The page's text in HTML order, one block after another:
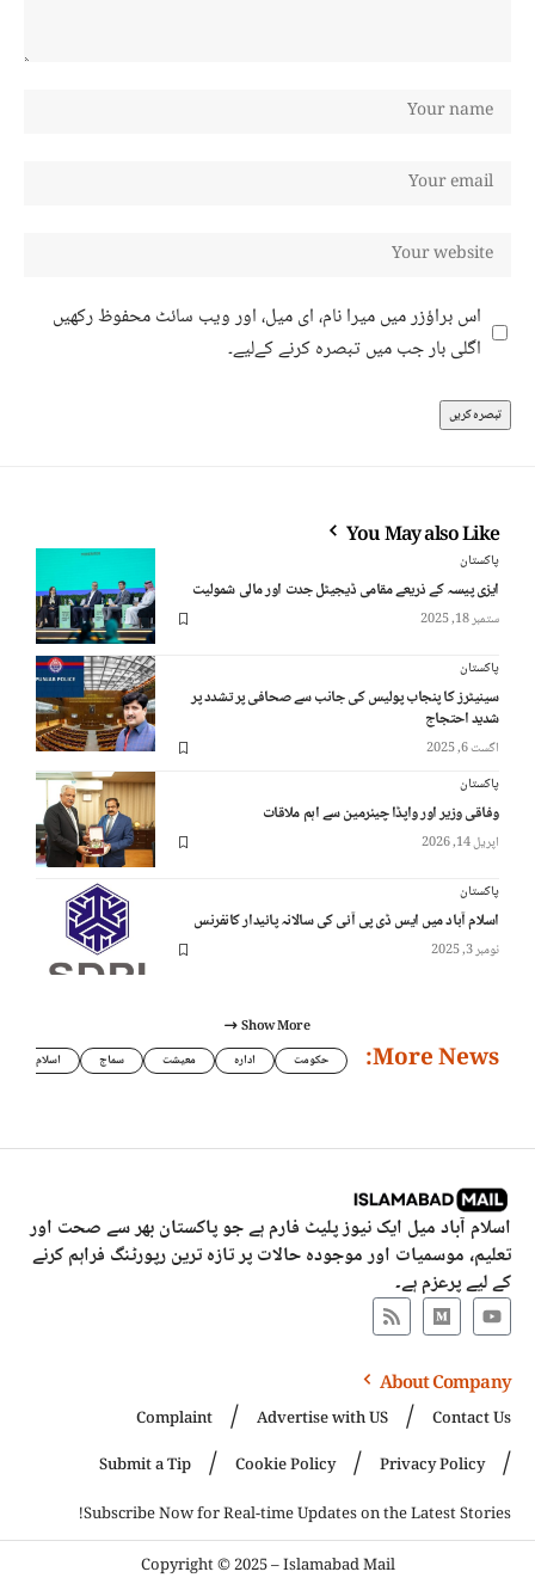
اس براؤزر میں میرا نام، ای میل، اور ویب سائٹ محفوظ رکھیں
اگلی بار جب میں تبصرہ کرنے کےلیے۔
You May also Like
پاکستان
ایزی پیسہ کے ذریعے مقامی ڈیجیٹل جدت اور مالی شمولیت
ستمبر 18, 2025
پاکستان
سینیٹرز کا پنجاب پولیس کی جانب سے صحافی پر تشدد پر
شدید احتجاج
اگست 6, 2025
پاکستان
وفاقی وزیر اور واپڈا چیئرمین سے اہم ملاقات
اپریل 14, 2026
پاکستان
اسلام آباد میں ایس ڈی پی آئی کی سالانہ پائیدار کانفرنس
نومبر 3, 2025
Show More
More News: حکومت ادارہ معیشت سماج اسلام
اسلام آباد میل ایک نیوز پلیٹ فارم ہے جو پاکستان بھر سے صحت اور
تعلیم، موسمیات اور موجودہ حالات پر تازہ ترین رپورٹنگ فراہم کرنے
کے لیے پرعزم ہے۔
About Company
Contact Us
Advertise with US
Complaint
Privacy Policy
Cookie Policy
Submit a Tip
Subscribe Now for Real-time Updates on the Latest Stories!
Copyright © 2025 – Islamabad Mail